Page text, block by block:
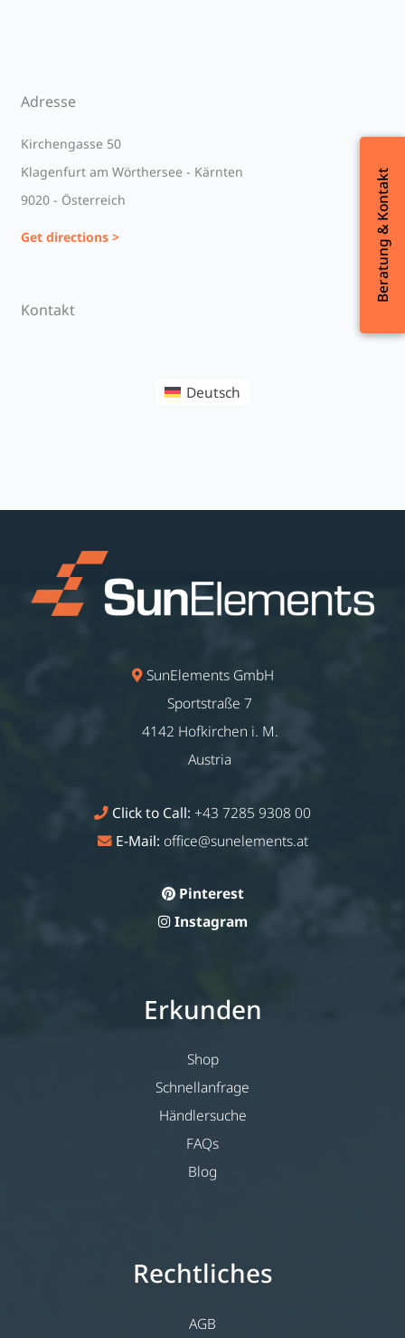
Adresse
Kirchengasse 50
Klagenfurt am Wörthersee - Kärnten
9020 - Österreich
Get directions >
Kontakt
Beratung & Kontakt
Deutsch
SunElements GmbH
Sportstraße 7
4142 Hofkirchen i. M.
Austria
Click to Call: +43 7285 9308 00
E-Mail: office@sunelements.at
Pinterest
Instagram
Erkunden
Shop
Schnellanfrage
Händlersuche
FAQs
Blog
Rechtliches
AGB
Beratung & Kontakt